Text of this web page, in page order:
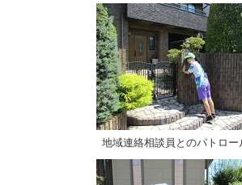
地域連絡相談員とのパトロー